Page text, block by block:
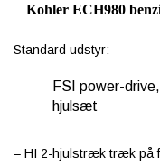
Kohler ECH980
Standard udstyr:
FSI power-
hjulsæt
– HI 2-hjulstræk træk på